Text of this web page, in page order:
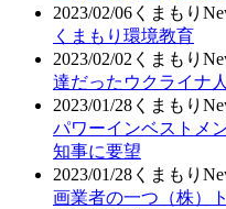
2023/02/06 くまもり
くまもり環境教育
2023/02/02 くまもり
達だったウクライナ
2023/01/28 くまもり
パワーインベストメ
知事に要望
2023/01/28 くまもり
画業者の一つ（株）